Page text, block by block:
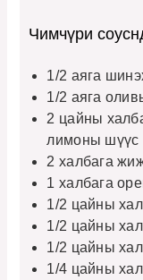
Чимчүри
1/2 аяга
1/2 аяга
2 цайны
лимоны шүүс
2 халбага
1 халбага
1/2 цайны
1/2 цайны
1/2 цайны
1/4 цайны